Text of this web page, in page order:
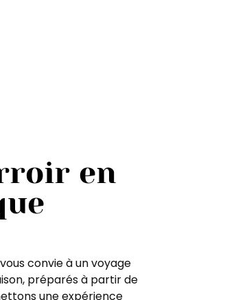
en
convie à un voyage
préparés à partir de
une expérience